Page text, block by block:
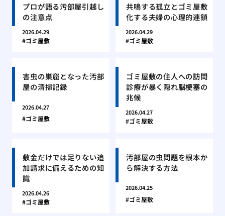
プロが語る汚部屋引越し
の注意点
2026.04.29
ゴミ屋敷
共鳴する孤立とゴミ屋敷
化する夫婦の心理的連鎖
2026.04.29
ゴミ屋敷
害虫の巣窟となった汚部
屋の清掃記録
2026.04.27
ゴミ屋敷
ゴミ屋敷の住人への訪問
診療が暴く隠れ脳梗塞の
兆候
2026.04.27
ゴミ屋敷
敷金だけでは足りない追
加請求に備えるための知
識
2026.04.26
ゴミ屋敷
汚部屋の虫問題を根本か
ら解決する方法
2026.04.25
ゴミ屋敷